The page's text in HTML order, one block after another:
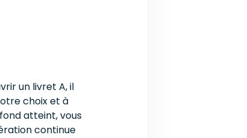
un livret A, il
choix et à
atteint, vous
continue